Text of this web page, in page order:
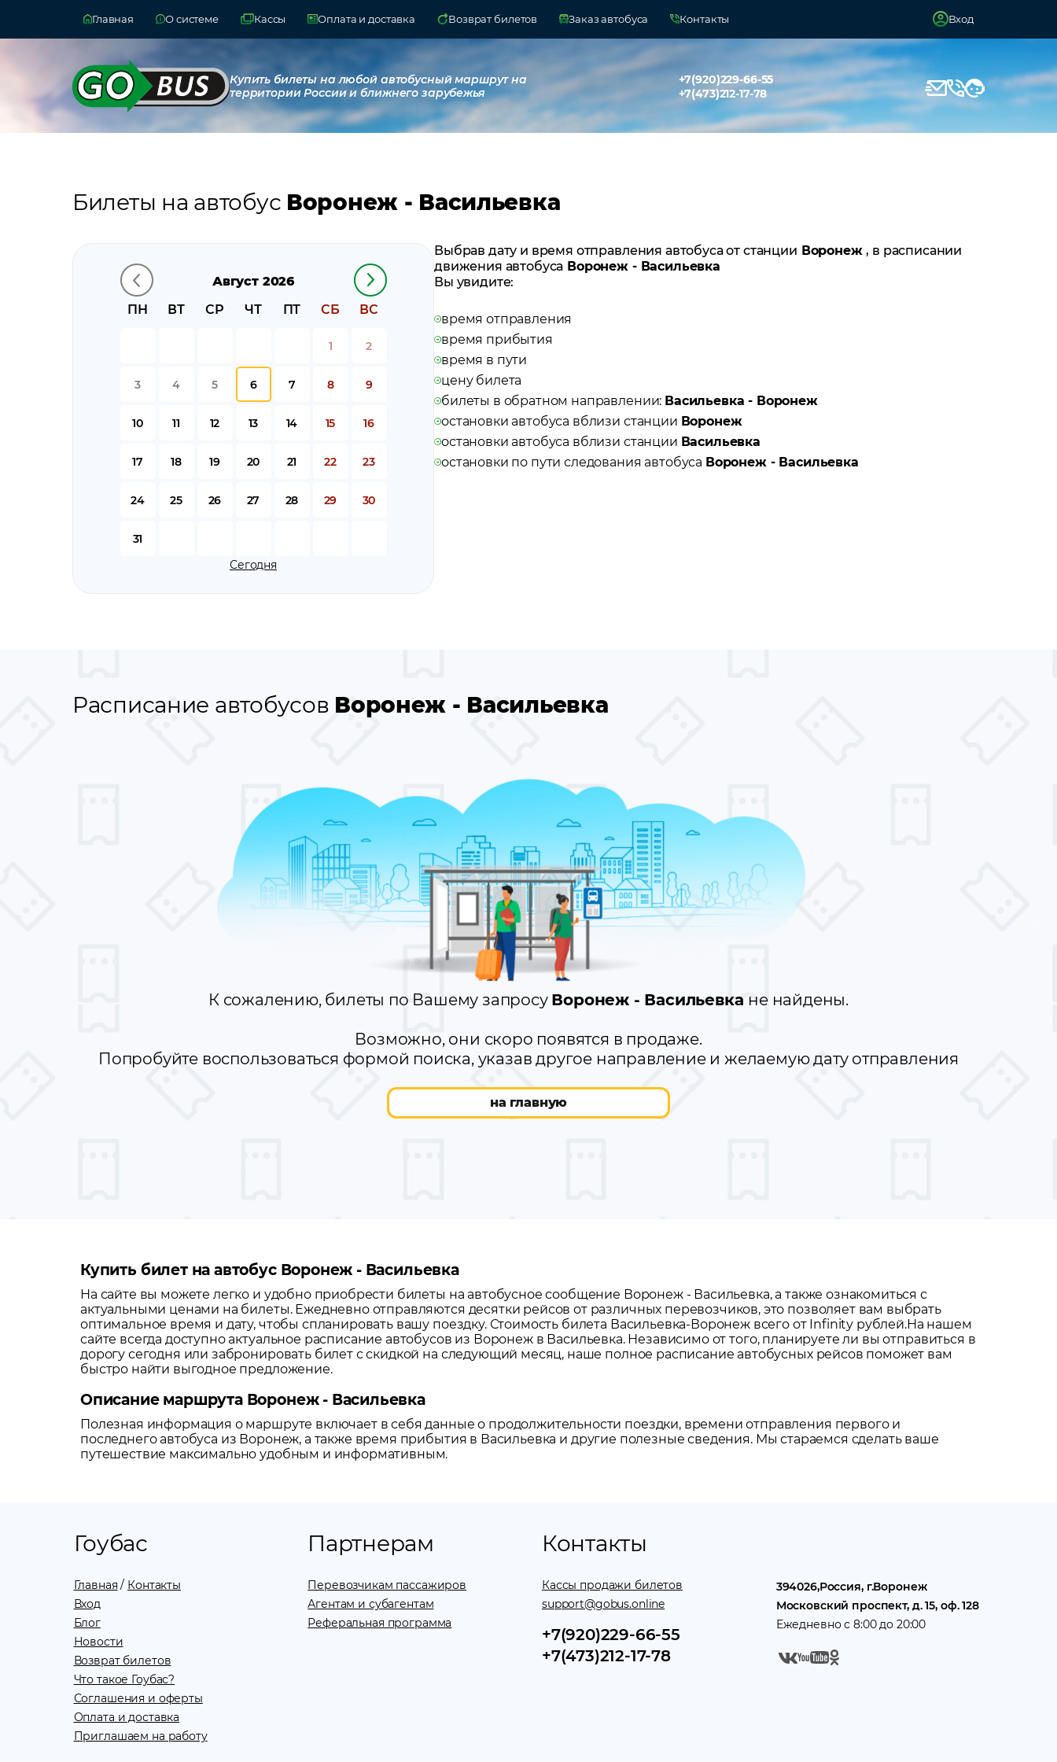
Главная О системе Кассы Оплата и доставка Возврат билетов Заказ автобуса Контакты Вход
Купить билеты на любой автобусный маршрут на
территории России и ближнего зарубежья
+7(920)229-66-55
+7(473)212-17-78
Билеты на автобус Воронеж - Васильевка
Август 2026
ПН
ВТ СР ЧТ ПТ СБ ВС
1 2
3 4 5 6 7 8 9
10 11 12 13 14 15 16
17 18 19 20 21 22 23
24 25 26 27 28 29 30
31
Сегодня
Выбрав дату и время отправления автобуса от станции Воронеж, в расписании
движения автобуса Воронеж - Васильевка
Вы увидите:
время отправления
время прибытия
время в пути
цену билета
билеты в обратном направлении: Васильевка - Воронеж
остановки автобуса вблизи станции Воронеж
остановки автобуса вблизи станции Васильевка
остановки по пути следования автобуса Воронеж - Васильевка
Расписание автобусов Воронеж - Васильевка
К сожалению, билеты по Вашему запросу Воронеж - Васильевка не найдены.
Возможно, они скоро появятся в продаже.
Попробуйте воспользоваться формой поиска, указав другое направление и желаемую дату отправления
на главную
Купить билет на автобус Воронеж - Васильевка
На сайте вы можете легко и удобно приобрести билеты на автобусное сообщение Воронеж- Васильевка, а также ознакомиться с
актуальными ценами на билеты. Ежедневно отправляются десятки рейсов от различных перевозчиков, это позволяет вам выбрать
оптимальное время и дату, чтобы спланировать вашу поездку. Стоимость билета Васильевка-Воронеж всего от Infinity рублей.На нашем
сайте всегда доступно актуальное расписание автобусов из Воронежв Васильевка. Независимо от того, планируете ли вы отправиться в
дорогу сегодня или забронировать билет с скидкой на следующий месяц, наше полное расписание автобусных рейсов поможет вам
быстро найти выгодное предложение.
Описание маршрута Воронеж - Васильевка
Полезная информация о маршруте включает в себя данные о продолжительности поездки, времени отправления первого и
последнего автобуса из Воронеж, а также время прибытия в Васильевка и другие полезные сведения. Мы стараемся сделать ваше
путешествие максимально удобным и информативным.
Гоубас
Главная / Контакты
Вход
Блог
Новости
Возврат билетов
Что такое Гоубас?
Соглашения и оферты
Оплата и доставка
Приглашаем на работу
Партнерам
Перевозчикам пассажиров
Агентам и субагентам
Реферальная программа
Контакты
Кассы продажи билетов
support@gobus.online
+7(920)229-66-55
+7(473)212-17-78
394026,Россия, г.Воронеж
Московский проспект, д. 15, оф. 128
Ежедневно с 8:00 до 20:00